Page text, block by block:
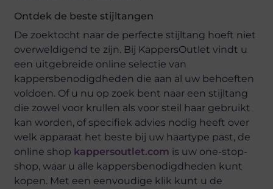
Ontdek de beste stijltangen
De zoektocht naar de perfecte stijltang hoeft niet
overweldigend te zijn. Bij KappersOutlet vindt u
een uitgebreide online selectie van
kappersbenodigdheden die aan al uw behoeften
voldoen. Of u nu op zoek bent naar een stijltang
die zowel voor krullen als voor steil haar gebruikt
kan worden, of specifiek advies nodig heeft over
welk apparaat het beste bij uw haartype past, de
online shop kappersoutlet.com is uw one-stop-
shop, waar u alle kappersbenodigdheden kunt
kopen. Met een eenvoudige klik kunt u de